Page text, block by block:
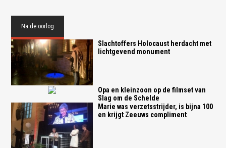
Na de oorlog
Slachtoffers Holocaust herdacht met
lichtgevend monument
Opa en kleinzoon op de filmset van
Slag om de Schelde
Marie was verzetsstrijder, is bijna 100
en krijgt Zeeuws compliment